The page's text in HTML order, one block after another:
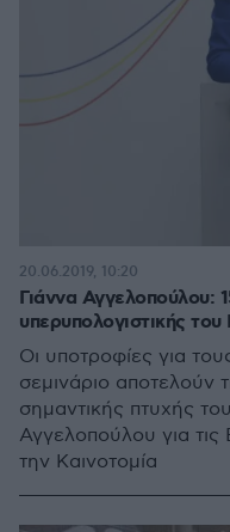
Γιάννα Αγγελοπούλου:
υπερυπολογιστικής του
Οι υποτροφίες για
σεμινάριο αποτελoύν
σημαντικής πτυχής
Αγγελοπούλου για τις
την Καινοτομία
20.06.2019, 10:20